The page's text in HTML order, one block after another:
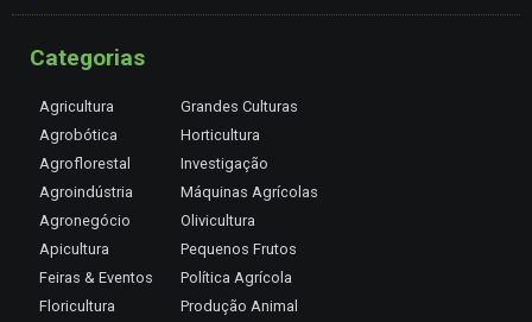
Categorias
Agricultura
Agrobótica
Agroflorestal
Agroindústria
Agronegócio
Apicultura
Feiras & Eventos
Floricultura
Grandes Culturas
Horticultura
Investigação
Máquinas Agrícolas
Olivicultura
Pequenos Frutos
Política Agrícola
Produção Animal